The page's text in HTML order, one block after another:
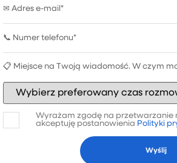
Wyrażam zgodę na przetwarzanie
akceptuję postanowienia Polityki